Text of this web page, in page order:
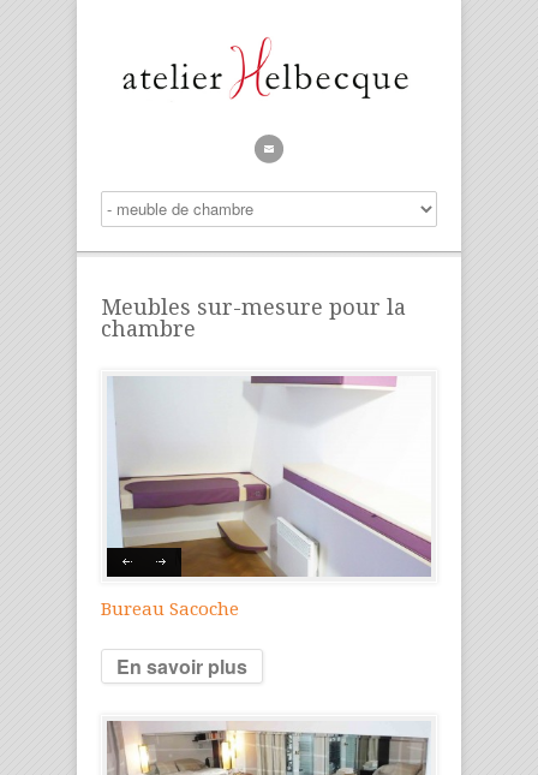
Meubles sur-mesure pour la
chambre
Bureau Sacoche
En savoir plus